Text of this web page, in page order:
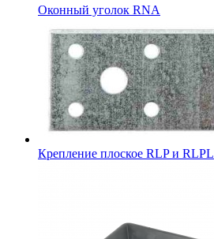
Оконный уголок RNA
Крепление плоское RLP и RLPL